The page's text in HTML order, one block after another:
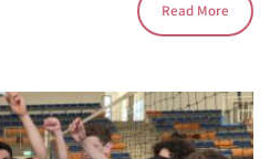
Read More